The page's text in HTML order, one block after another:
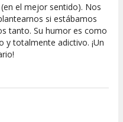
artística
el mejor sentido). Nos
si estábamos
tanto. Su humor es como
y totalmente adictivo. ¡Un